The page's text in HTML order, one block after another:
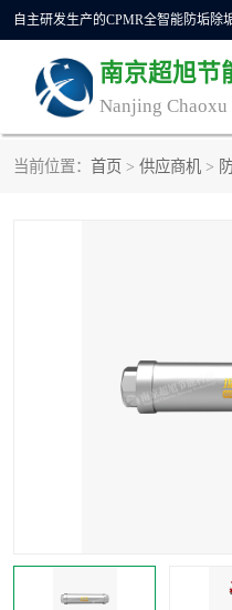
南京超旭节
当前位置： 首页 > 供应商机 >